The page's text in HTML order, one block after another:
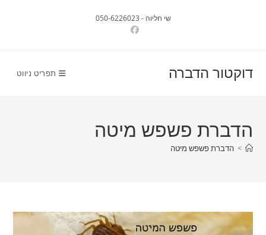
שי חליוה - 050-6226023
דוקטור הדברה תפריט ניווט
הדברת פשפש מיטה
> הדברת פשפש מיטה